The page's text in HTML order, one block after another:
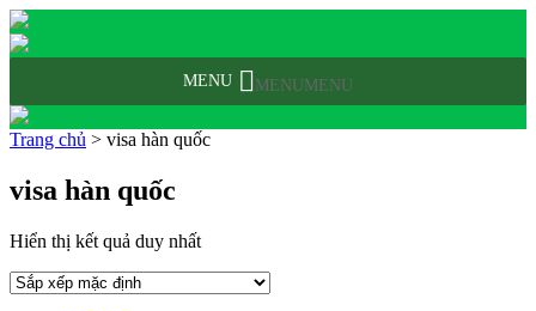
MENU MENU
Trang chủ > visa hàn quốc
visa hàn quốc
Hiển thị kết quả duy nhất